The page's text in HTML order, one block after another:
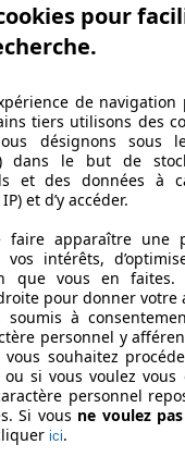
pour
de navigation
tiers utilisons des
désignons sous
dans le but de
et des données à
et d’y accéder.
apparaître une
intérêts,
que vous en faites.
pour donner votre
à
personnel y
souhaitez
si vous voulez vous
personnel
Si vous ne voulez
ici.